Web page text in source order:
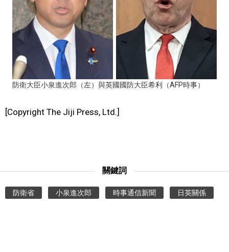
政治外交
社會
財經
防衛大臣小泉進次郎（左）與英國國防大臣希利（AFP時事）
[Copyright The Jiji Press, Ltd.]
關鍵詞
防衛省 小泉進次郎 時事通信新聞 日英關係